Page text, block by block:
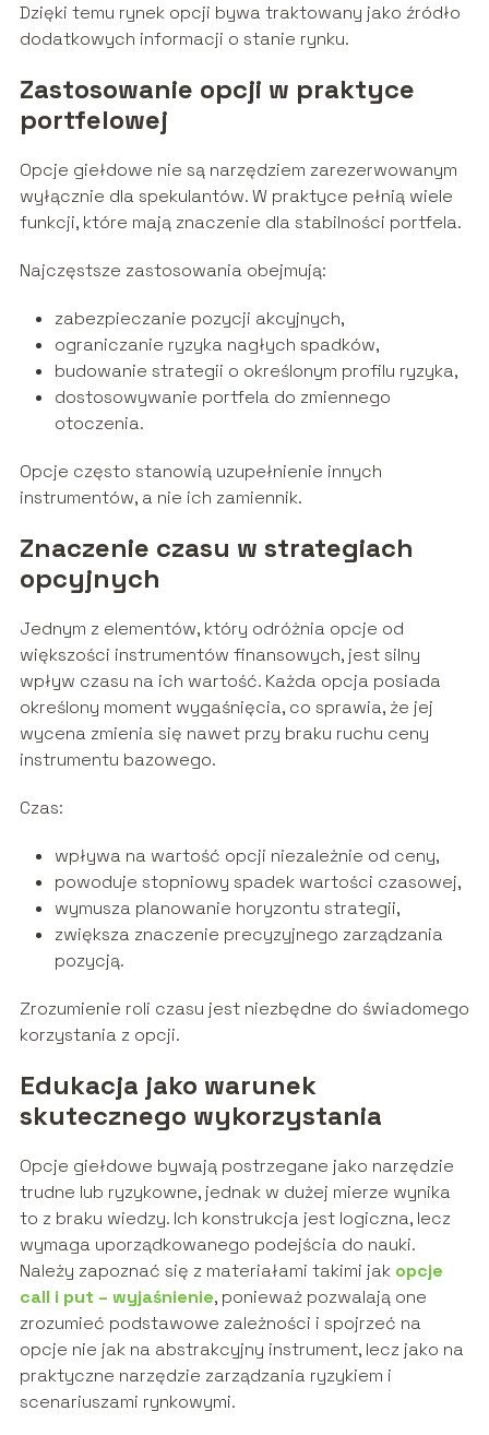
Dzięki temu rynek opcji bywa traktowany jako źródło
dodatkowych informacji o stanie rynku.
Zastosowanie opcji w praktyce
portfelowej
Opcje giełdowe nie są narzędziem zarezerwowanym
wyłącznie dla spekulantów. W praktyce pełnią wiele
funkcji, które mają znaczenie dla stabilności portfela.
Najczęstsze zastosowania obejmują:
zabezpieczanie pozycji akcyjnych,
ograniczanie ryzyka nagłych spadków,
budowanie strategii o określonym profilu ryzyka,
dostosowywanie portfela do zmiennego
otoczenia.
Opcje często stanowią uzupełnienie innych
instrumentów, a nie ich zamiennik.
Znaczenie czasu w strategiach
opcyjnych
Jednym z elementów, który odróżnia opcje od
większości instrumentów finansowych, jest silny
wpływ czasu na ich wartość. Każda opcja posiada
określony moment wygaśnięcia, co sprawia, że jej
wycena zmienia się nawet przy braku ruchu ceny
instrumentu bazowego.
Czas:
wpływa na wartość opcji niezależnie od ceny,
powoduje stopniowy spadek wartości czasowej,
wymusza planowanie horyzontu strategii,
zwiększa znaczenie precyzyjnego zarządzania
pozycją.
Zrozumienie roli czasu jest niezbędne do świadomego
korzystania z opcji.
Edukacja jako warunek
skutecznego wykorzystania
Opcje giełdowe bywają postrzegane jako narzędzie
trudne lub ryzykowne, jednak w dużej mierze wynika
to z braku wiedzy. Ich konstrukcja jest logiczna, lecz
wymaga uporządkowanego podejścia do nauki.
Należy zapoznać się z materiałami takimi jak opcje
call i put – wyjaśnienie, ponieważ pozwalają one
zrozumieć podstawowe zależności i spojrzeć na
opcje nie jak na abstrakcyjny instrument, lecz jako na
praktyczne narzędzie zarządzania ryzykiem i
scenariuszami rynkowymi.